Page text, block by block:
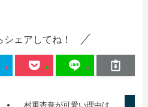
シェアしてね！
村重杏奈が可愛い理由は